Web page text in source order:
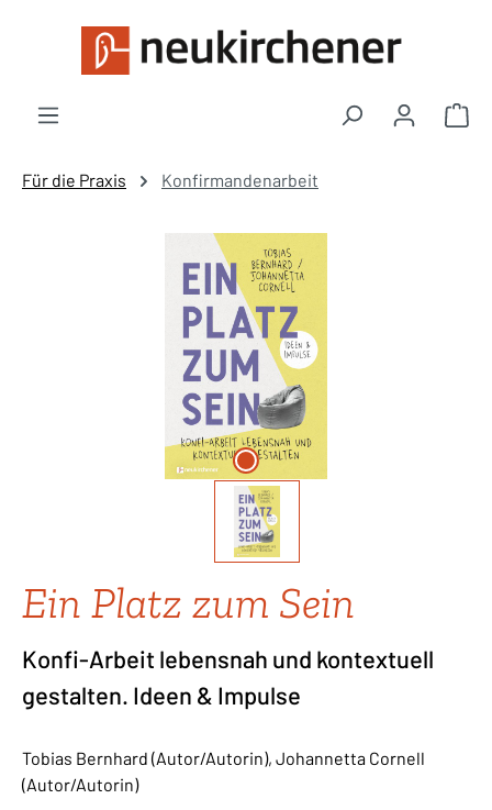
Zum Hauptinhalt springen
Für die Praxis Konfirmandenarbeit
Bildergalerie überspringen
Ein Platz zum Sein
Konfi-Arbeit lebensnah und kontextuell
gestalten. Ideen & Impulse
Tobias Bernhard (Autor/Autorin), Johannetta Cornell
(Autor/Autorin)